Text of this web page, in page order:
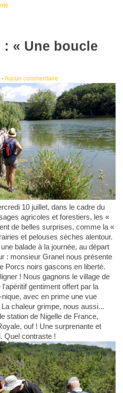
: « Une boucle
-Aucun commentaire
10 juillet, dans le cadre du
agricoles et forestiers, les «
de belles surprises, comme la «
et pelouses sèches alentour.
balade à la journée, au départ
: monsieur Granel nous présente
Porcs noirs gascons en liberté.
! Nous gagnons le village de
gentiment offert par la
avec en prime une vue
chaleur grimpe, nous aussi...
station de Nigelle de France,
ouf ! Une surprenante et
Quel contraste !